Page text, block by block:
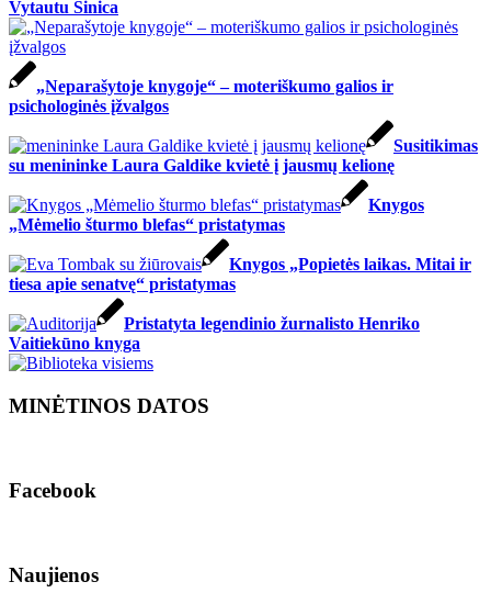
Vytautu Sinica
„Neparašytoje knygoje“ – moteriškumo galios ir
psichologinės įžvalgos
Susitikimas
su menininke Laura Galdike kvietė į jausmų kelionę
Knygos
„Mėmelio šturmo blefas“ pristatymas
Knygos „Popietės laikas. Mitai ir
tiesa apie senatvę“ pristatymas
Pristatyta legendinio žurnalisto Henriko
Vaitiekūno knyga
MINĖTINOS DATOS
Facebook
Naujienos